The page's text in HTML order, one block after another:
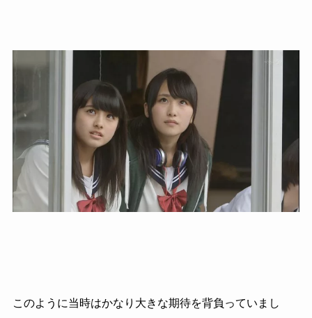
このように当時はかなり大きな期待を背負っていまし